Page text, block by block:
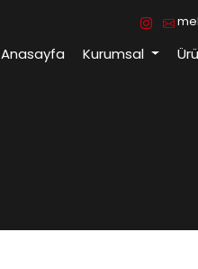
Anasayfa Kurumsal